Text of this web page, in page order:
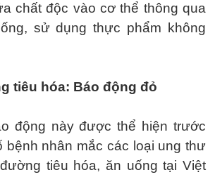
chất độc vào cơ thể thông qua
sử dụng thực phẩm không
tiêu hóa: Báo động đỏ
động này được thể hiện trước
bệnh nhân mắc các loại ung thư
tiêu hóa, ăn uống tại Việt